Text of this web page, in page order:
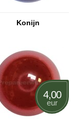
Konijn
4,00
eur